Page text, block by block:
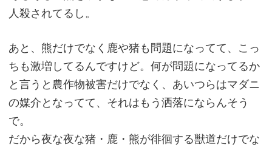
人殺されてるし。
あと、熊だけでなく鹿や猪も問題になってて、こっ
ちも激増してるんですけど。何が問題になってるか
と言うと農作物被害だけでなく、あいつらはマダニ
の媒介となってて、それはもう洒落にならんそう
で。
だから夜な夜な猪・鹿・熊が徘徊する獣道だけでな